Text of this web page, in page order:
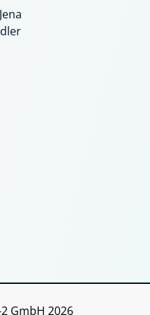
GmbH 2026